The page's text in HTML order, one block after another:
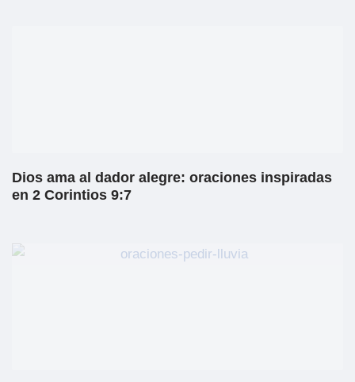
Dios ama al dador alegre: oraciones inspiradas
en 2 Corintios 9:7